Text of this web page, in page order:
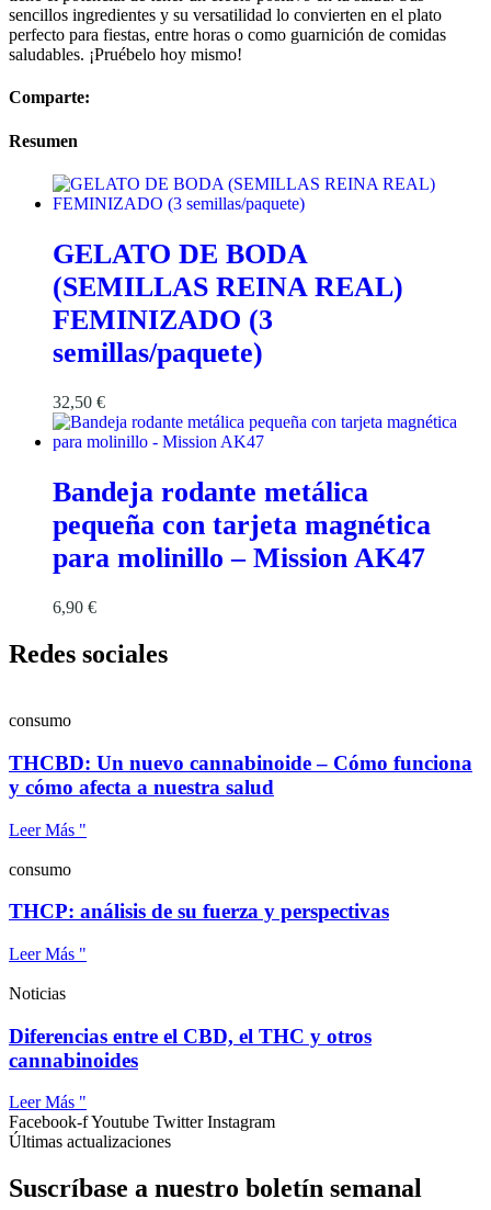
sencillos ingredientes y su versatilidad lo convierten en el plato
perfecto para fiestas, entre horas o como guarnición de comidas
saludables. ¡Pruébelo hoy mismo!
Comparte:
Resumen
GELATO DE BODA
(SEMILLAS REINA REAL)
FEMINIZADO (3
semillas/paquete)
32,50 €
Bandeja rodante metálica
pequeña con tarjeta magnética
para molinillo – Mission AK47
6,90 €
Redes sociales
consumo
THCBD: Un nuevo cannabinoide – Cómo funciona
y cómo afecta a nuestra salud
Leer Más "
consumo
THCP: análisis de su fuerza y perspectivas
Leer Más "
Noticias
Diferencias entre el CBD, el THC y otros
cannabinoides
Leer Más "
Facebook-fYoutube Twitter Instagram
Últimas actualizaciones
Suscríbase a nuestro boletín semanal